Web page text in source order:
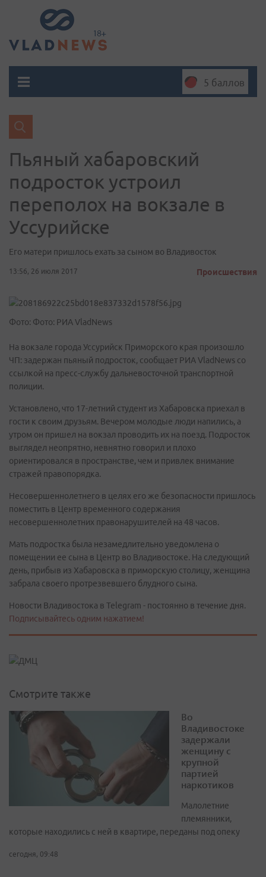
5 баллов
Пьяный хабаровский
подросток устроил
переполох на вокзале в
Уссурийске
Его матери пришлось ехать за сыном во Владивосток
13:56, 26 июля 2017 Происшествия
Фото: Фото: РИА VladNews
На вокзале города Уссурийск Приморского края произошло
ЧП: задержан пьяный подросток, сообщает РИА VladNews со
ссылкой на пресс-службу дальневосточной транспортной
полиции.
Установлено, что 17-летний студент из Хабаровска приехал в
гости к своим друзьям. Вечером молодые люди напились, а
утром он пришел на вокзал проводить их на поезд. Подросток
выглядел неопрятно, невнятно говорил и плохо
ориентировался в пространстве, чем и привлек внимание
стражей правопорядка.
Несовершеннолетнего в целях его же безопасности пришлось
поместить в Центр временного содержания
несовершеннолетних правонарушителей на 48 часов.
Мать подростка была незамедлительно уведомлена о
помещении ее сына в Центр во Владивостоке. На следующий
день, прибыв из Хабаровска в приморскую столицу, женщина
забрала своего протрезвевшего блудного сына.
Новости Владивостока в Telegram - постоянно в течение дня.
Подписывайтесь одним нажатием!
Смотрите также
Во
Владивостоке
задержали
женщину с
крупной
партией
наркотиков
Малолетние
племянники,
которые находились с ней в квартире, переданы под опеку
сегодня, 09:48